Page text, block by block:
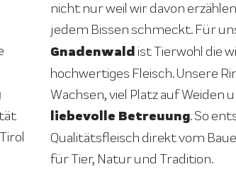
nicht nur weil wir davon
jedem Bissen schmeckt. Für
Gnadenwald ist Tierwohl die
hochwertiges Fleisch. Unsere
Wachsen, viel Platz auf Weiden
liebevolle Betreuung. So
Qualitätsfleisch direkt vom
für Tier, Natur und Tradition.